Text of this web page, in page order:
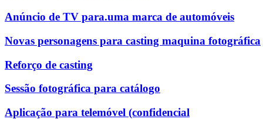
Anúncio de TV para.uma marca de automóveis
Novas personagens para casting maquina fotográfica
Reforço de casting
Sessão fotográfica para catálogo
Aplicação para telemóvel (confidencial